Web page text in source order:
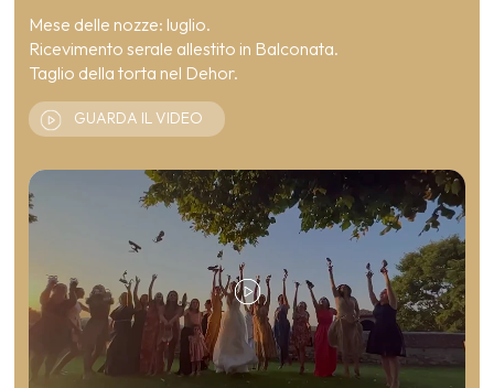
Mese delle nozze: luglio.
Ricevimento serale allestito in Balconata.
Taglio della torta nel Dehor.
GUARDA IL VIDEO